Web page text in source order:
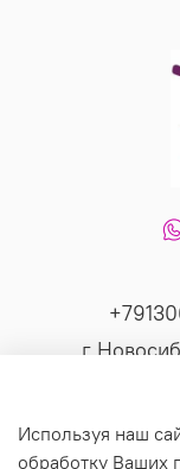
г
Используя наш
обработку Ваших